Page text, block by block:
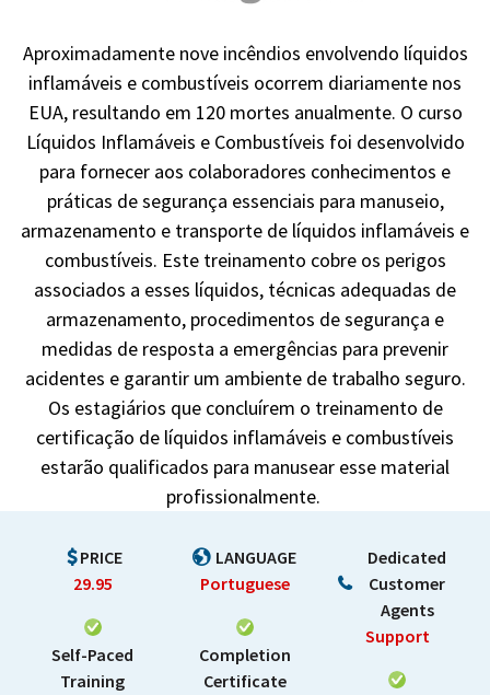
Aproximadamente nove incêndios envolvendo líquidos
inflamáveis ​​e combustíveis ocorrem diariamente nos
EUA, resultando em 120 mortes anualmente. O curso
Líquidos Inflamáveis ​​e Combustíveis foi desenvolvido
para fornecer aos colaboradores conhecimentos e
práticas de segurança essenciais para manuseio,
armazenamento e transporte de líquidos inflamáveis ​​e
combustíveis. Este treinamento cobre os perigos
associados a esses líquidos, técnicas adequadas de
armazenamento, procedimentos de segurança e
medidas de resposta a emergências para prevenir
acidentes e garantir um ambiente de trabalho seguro.
Os estagiários que concluírem o treinamento de
certificação de líquidos inflamáveis ​​e combustíveis
estarão qualificados para manusear esse material
profissionalmente.
PRICE
29.95
Self-Paced
Training
LANGUAGE
Portuguese
Completion
Certificate
Dedicated
Customer
Agents
Support